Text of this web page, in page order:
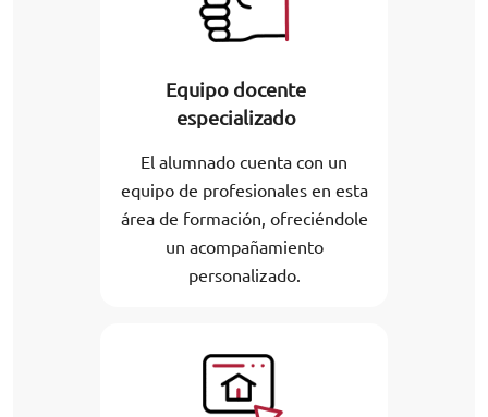
Equipo docente
especializado
El alumnado cuenta con un
equipo de profesionales en esta
área de formación, ofreciéndole
un acompañamiento
personalizado.